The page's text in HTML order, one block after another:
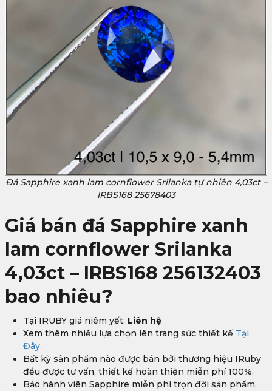
Đá Sapphire xanh lam cornflower Srilanka tự nhiên 4,03ct –
IRBS168 25678403
Giá bán đá Sapphire xanh
lam cornflower Srilanka
4,03ct – IRBS168 256132403
bao nhiêu?
Tại IRUBY giá niêm yết: Liên hệ
Xem thêm nhiều lựa chọn lên trang sức thiết kế Tại
Đây.
Bất kỳ sản phẩm nào được bán bởi thương hiệu IRuby
đều được tư vấn, thiết kế hoàn thiện miễn phí 100%.
Bảo hành viên Sapphire miễn phí trọn đời sản phẩm.